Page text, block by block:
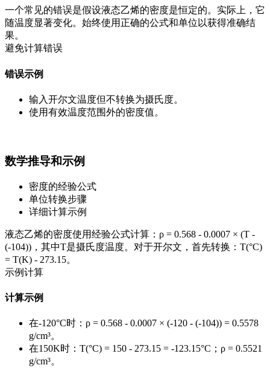
一个常见的错误是假设液态乙烯的密度是恒定的。实际上，它
随温度显著变化。始终使用正确的公式和单位以获得准确结
果。
避免计算错误
错误示例
输入开尔文温度但不转换为摄氏度。
使用有效温度范围外的密度值。
数学推导和示例
密度的经验公式
单位转换步骤
详细计算示例
液态乙烯的密度使用经验公式计算：ρ = 0.568 - 0.0007 × (T -
(-104))，其中T是摄氏度温度。对于开尔文，首先转换：T(°C)
= T(K) - 273.15。
示例计算
计算示例
在-120°C时：ρ = 0.568 - 0.0007 × (-120 - (-104)) = 0.5578
g/cm³。
在150K时：T(°C) = 150 - 273.15 = -123.15°C；ρ = 0.5521
g/cm³。